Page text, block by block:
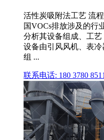
活性炭吸附法工艺 流
国VOCs排放涉及的行
分析其设备组成、工
设备由引风风机、表
组 ...
联系电话: 180 3780 8511